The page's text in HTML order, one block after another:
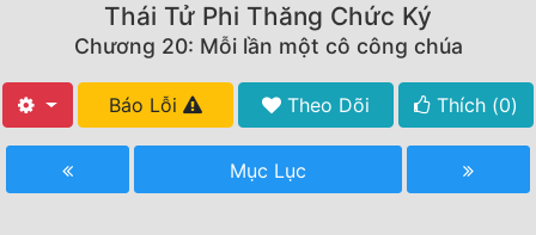
Tất Cả
Hoàn Thành
Thái Tử Phi Thăng Chức Ký
Chương 20: Mỗi lần một cô công chúa
Báo Lỗi Theo Dõi Thích (0)
Mục Lục